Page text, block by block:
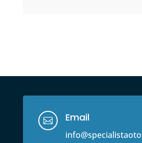
 Email